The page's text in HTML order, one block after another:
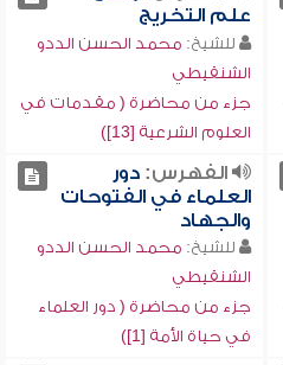
علم التخريج
للشيخ: محمد الحسن الددو
الشنقيطي
جزء من محاضرة ( مقدمات في
العلوم الشرعية [13])
الفهرس:دور
العلماء في الفتوحات
والجهاد
للشيخ: محمد الحسن الددو
الشنقيطي
جزء من محاضرة ( دور العلماء
في حياة الأمة [1])